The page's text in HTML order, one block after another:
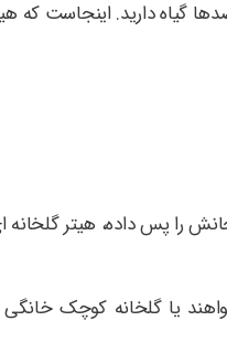
گیاه دارید. اینجاست که
را پس داده، هیتر گلخانه
یا گلخانه کوچک